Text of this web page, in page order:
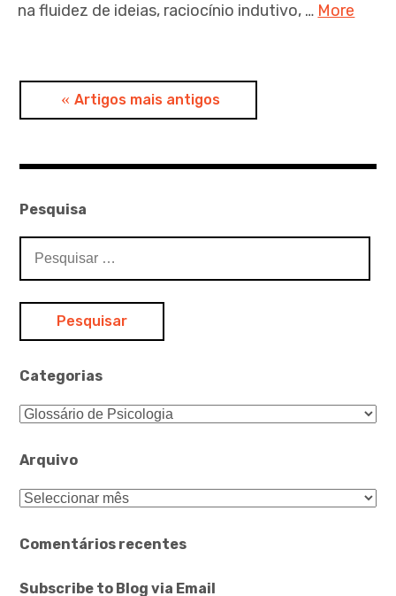
na fluidez de ideias, raciocínio indutivo, … More
Navegação
artigos
Artigos mais antigos
Pesquisa
por:
Categorias
Categorias
Arquivo
Arquivo
Comentários recentes
Subscribe to Blog via Email